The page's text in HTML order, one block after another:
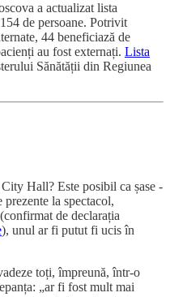
a actualizat lista
de persoane. Potrivit
44 beneficiază de
au fost externați. Lista
Sănătății din Regiunea
Hall? Este posibil ca șase -
prezente la spectacol,
de declarația
), unul ar fi putut fi ucis în
toți, împreună, într-o
„ar fi fost mult mai